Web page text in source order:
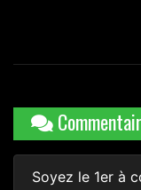
Soyez le 1er à